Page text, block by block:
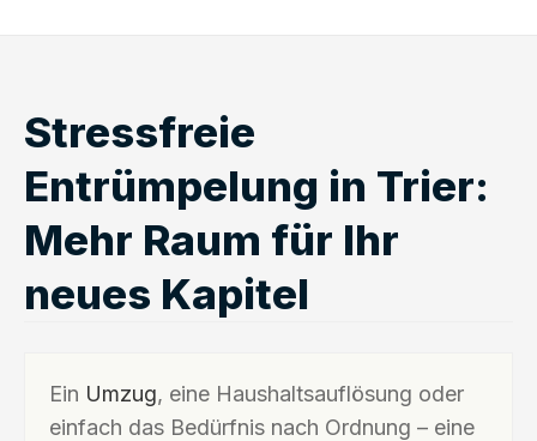
Stressfreie
Entrümpelung in Trier:
Mehr Raum für Ihr
neues Kapitel
Ein Umzug, eine Haushaltsauflösung oder
einfach das Bedürfnis nach Ordnung – eine